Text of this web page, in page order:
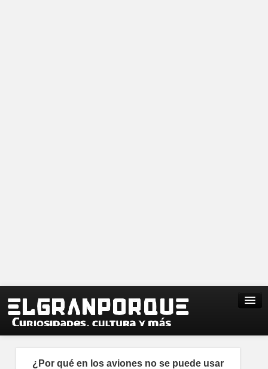
¿Por qué en los aviones no se puede usar